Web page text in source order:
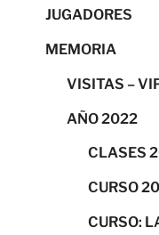
JUGADORES
MEMORIA
VISITAS –
AÑO 2022
CLASES
CURSO
CURSO: